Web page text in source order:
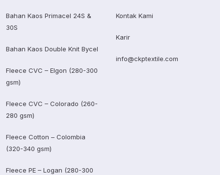
Bahan Kaos Primacel 24S &
30S
Bahan Kaos Double Knit Bycel
Fleece CVC – Elgon (280-300
gsm)
Fleece CVC – Colorado (260-
280 gsm)
Fleece Cotton – Colombia
(320-340 gsm)
Fleece PE – Logan (280-300
Kontak Kami
Karir
info@ckptextile.com